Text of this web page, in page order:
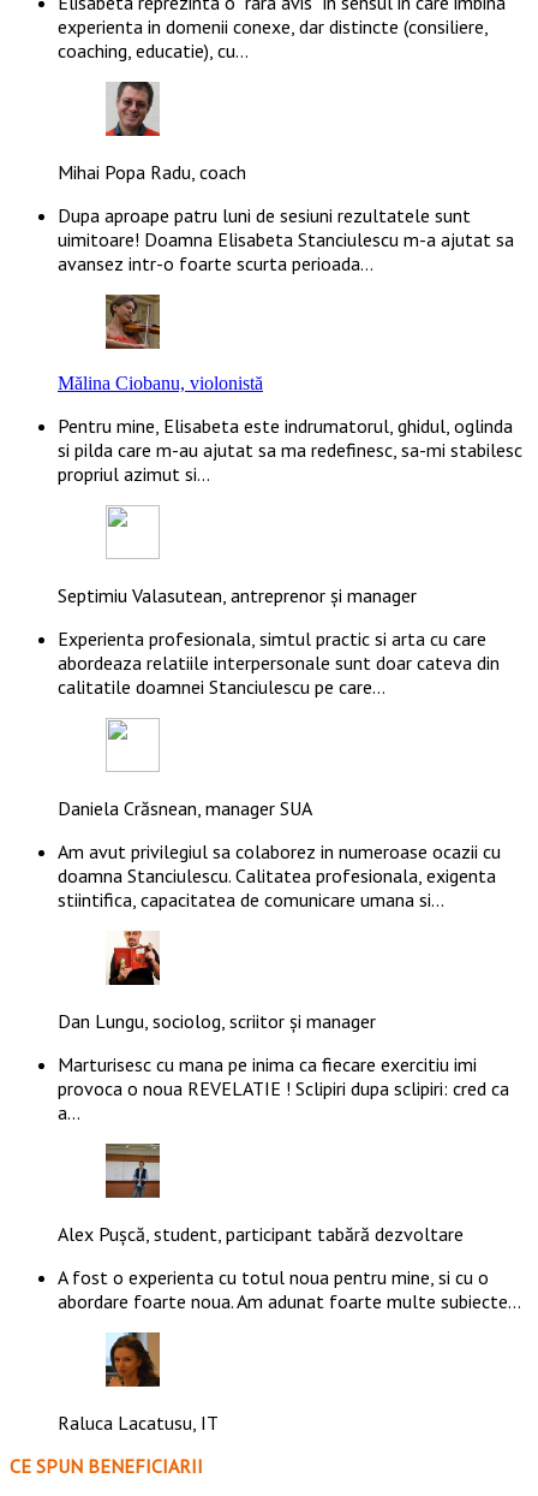
experienta in domenii conexe, dar distincte (consiliere,
coaching, educatie), cu…
Mihai Popa Radu, coach
Dupa aproape patru luni de sesiuni rezultatele sunt
uimitoare! Doamna Elisabeta Stanciulescu m-a ajutat sa
avansez intr-o foarte scurta perioada…
Mălina Ciobanu, violonistă
Pentru mine, Elisabeta este indrumatorul, ghidul, oglinda
si pilda care m-au ajutat sa ma redefinesc, sa-mi stabilesc
propriul azimut si…
Septimiu Valasutean, antreprenor și manager
Experienta profesionala, simtul practic si arta cu care
abordeaza relatiile interpersonale sunt doar cateva din
calitatile doamnei Stanciulescu pe care…
Daniela Crăsnean, manager SUA
Am avut privilegiul sa colaborez in numeroase ocazii cu
doamna Stanciulescu. Calitatea profesionala, exigenta
stiintifica, capacitatea de comunicare umana si…
Dan Lungu, sociolog, scriitor și manager
Marturisesc cu mana pe inima ca fiecare exercitiu imi
provoca o noua REVELATIE ! Sclipiri dupa sclipiri: cred ca
a…
Alex Pușcă, student, participant tabără dezvoltare
A fost o experienta cu totul noua pentru mine, si cu o
abordare foarte noua. Am adunat foarte multe subiecte…
Raluca Lacatusu, IT
CE SPUN BENEFICIARII